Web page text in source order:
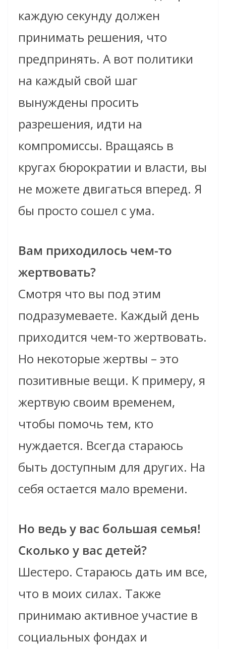
каждую секунду должен
принимать решения, что
предпринять. А вот политики
на каждый свой шаг
вынуждены просить
разрешения, идти на
компромиссы. Вращаясь в
кругах бюрократии и власти, вы
не можете двигаться вперед. Я
бы просто сошел с ума.
Вам приходилось чем-то
жертвовать?
Смотря что вы под этим
подразумеваете. Каждый день
приходится чем-то жертвовать.
Но некоторые жертвы – это
позитивные вещи. К примеру, я
жертвую своим временем,
чтобы помочь тем, кто
нуждается. Всегда стараюсь
быть доступным для других. На
себя остается мало времени.
Но ведь у вас большая семья!
Сколько у вас детей?
Шестеро. Стараюсь дать им все,
что в моих силах. Также
принимаю активное участие в
социальных фондах и